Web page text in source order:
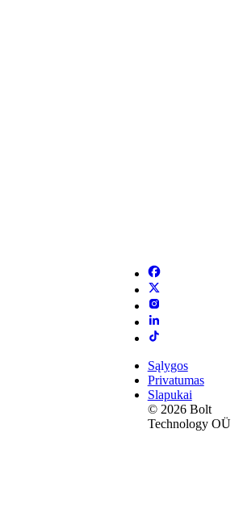
Sąlygos
Privatumas
Slapukai
© 2026 Bolt
Technology OÜ